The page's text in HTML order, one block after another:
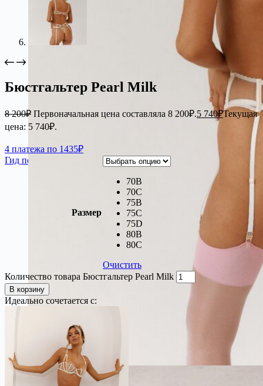
Бюстгальтер Pearl Milk
8 200₽ Первоначальная цена составляла 8 200₽.5 740₽Текущая
цена: 5 740₽.
4 платежа по 1435₽
Гид по размерам
Размер
70B
70C
75B
75C
75D
80B
80C
Очистить
Количество товара Бюстгальтер Pearl Milk
В корзину
Идеально сочетается с: